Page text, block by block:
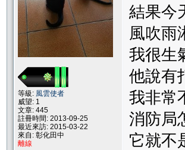
等級: 風雲使者
威望: 1
文章: 445
註冊時間: 2013-09-25
最近來訪: 2015-03-22
來自: 彰化田中
離線
結果今
風吹雨
我很生
他說有
我非常
消防局
它就不